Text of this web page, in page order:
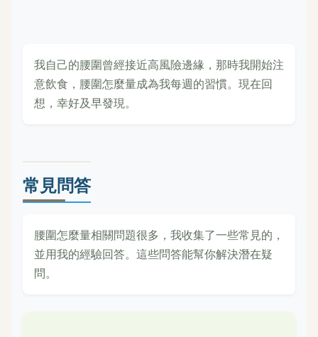
我自己的腰圍曾經接近高風險邊緣，那時我開始注
意飲食，腰圍怎麼量成為我每週的習慣。現在回
想，幸好及早發現。
常見問答
腰圍怎麼量相關問題很多，我收集了一些常見的，
並用我的經驗回答。這些問答能幫你解決潛在疑
問。